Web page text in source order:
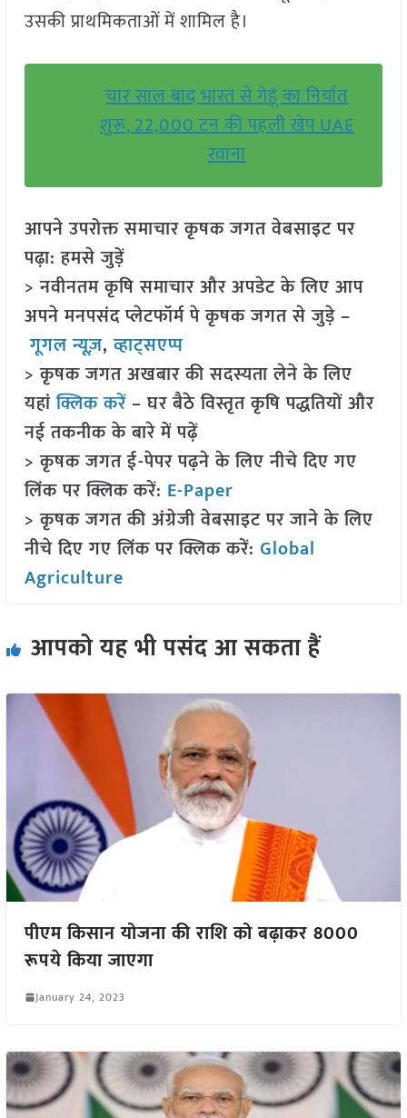
उसकी प्राथमिकताओं में शामिल है।
चार साल बाद भारत से गेहूं का निर्यात
शुरू, 22,000 टन की पहली खेप UAE
रवाना
आपने उपरोक्त समाचार कृषक जगत वेबसाइट पर
पढ़ा: हमसे जुड़ें
> नवीनतम कृषि समाचार और अपडेट के लिए आप
अपने मनपसंद प्लेटफॉर्म पे कृषक जगत से जुड़े –
गूगल न्यूज़,व्हाट्सएप्प
> कृषक जगत अखबार की सदस्यता लेने के लिए
यहांक्लिक करें– घर बैठे विस्तृत कृषि पद्धतियों और
नई तकनीक के बारे में पढ़ें
> कृषक जगत ई-पेपर पढ़ने के लिए नीचे दिए गए
लिंक पर क्लिक करें: E-Paper
> कृषक जगत की अंग्रेजी वेबसाइट पर जाने के लिए
नीचे दिए गए लिंक पर क्लिक करें: Global
Agriculture
आपको यह भी पसंद आ सकता हैं
पीएम किसान योजना की राशि को बढ़ाकर 8000
रूपये किया जाएगा
January 24, 2023